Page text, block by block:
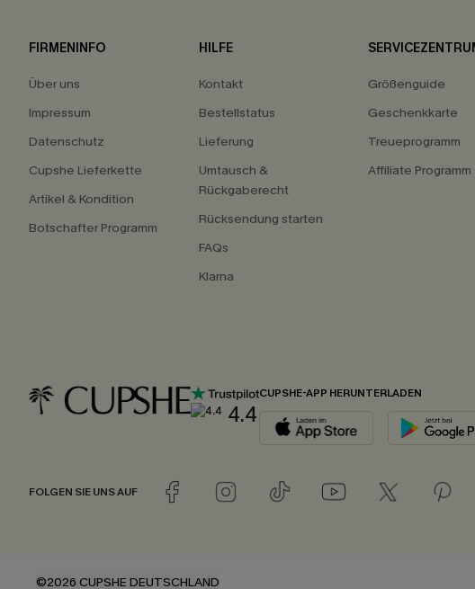
FIRMENINFO
Über uns
Impressum
Datenschutz
Cupshe Lieferkette
Artikel & Kondition
Botschafter Programm
HILFE
Kontakt
Bestellstatus
Lieferung
Umtausch &
Rückgaberecht
Rücksendung starten
FAQs
Klarna
Größenguide
Geschenkkarte
Treueprogramm
Affiliate Programm
4.4
CUPSHE-APP HERUNTERLADEN
FOLGEN SIE UNS AUF
©2026 CUPSHE DEUTSCHLAND